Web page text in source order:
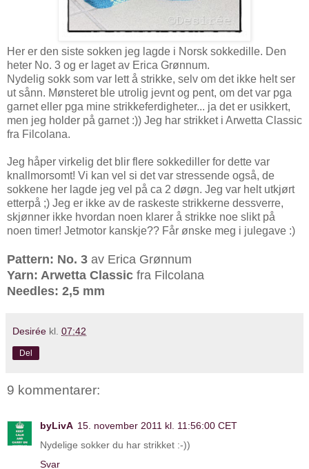
Her er den siste sokken jeg lagde i Norsk sokkedille. Den
heter No. 3 og er laget av Erica Grønnum.
Nydelig sokk som var lett å strikke, selv om det ikke helt ser
ut sånn. Mønsteret ble utrolig jevnt og pent, om det var pga
garnet eller pga mine strikkeferdigheter... ja det er usikkert,
men jeg holder på garnet :)) Jeg har strikket i Arwetta Classic
fra Filcolana.
Jeg håper virkelig det blir flere sokkediller for dette var
knallmorsomt! Vi kan vel si det var stressende også, de
sokkene her lagde jeg vel på ca 2 døgn. Jeg var helt utkjørt
etterpå ;) Jeg er ikke av de raskeste strikkerne dessverre,
skjønner ikke hvordan noen klarer å strikke noe slikt på
noen timer! Jetmotor kanskje?? Får ønske meg i julegave :)
Pattern: No. 3 av Erica Grønnum
Yarn: Arwetta Classic fra Filcolana
Needles: 2,5 mm
Desirée kl. 07:42
Del
9 kommentarer:
byLivA 15. november 2011 kl. 11:56:00 CET
Nydelige sokker du har strikket :-))
Svar